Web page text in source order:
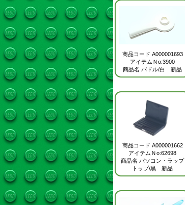
商品コード A000001693
アイテムＮo:3900
商品名 パドル/白 新品
商品コード A000001662
アイテムＮo:62698
商品名 パソコン・ラップ
トップ/黒 新品